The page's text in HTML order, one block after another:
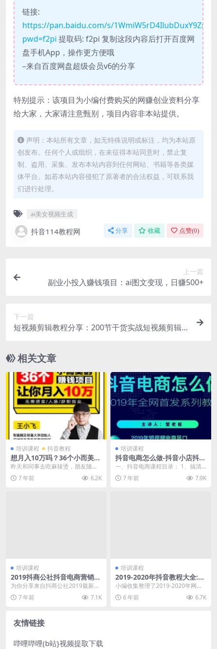
链接:
https://pan.baidu.com/s/
pwd=f2pi 提取码: f2pi 复制这段内容后打开百度网
盘手机App，操作更方便哦
–来自百度网盘超级会员v6的分享
特别提示：该项目为小编付费购买的网赚创业资料分享
给大家，大家请注意甄别，项目内容非本站提供。
声明：本站所有文章，如无特殊说明或标注，均为本站原
创发布。任何个人或组织，在未征得本站同意时，禁止复
制、盗用、采集、发布本站内容到任何网站、书籍等各类媒
体平台。如若本站内容侵犯了原著者的合法权益，可联系我
们进行处理。
ai美女视频生成
抖音114教程网 分享 收藏 点赞(0)
上一篇
副业小投入赚钱项目：ai图文变现，日赚500+
下一篇
短视频剪辑教程分享：200节干货实战短视频剪辑
相关文章
培训课程 抖音教程
想月入10万吗？36个小而美的
赚钱项目推荐
昨天和同事去吃麻辣烫，朋友随口
一问：“你猜这家店一个月能赚多
少？” 我环顾了一下...
7 年前 6.2K
培训课程
抖音电商怎么做-抖音小店抖商
带货运营案例教程
一、抖音电商课程目录： 1、搞清
楚研究方向 2、淘宝和抖音的区别
3、微商是过去...
7 年前 7.9K
培训课程
2019抖商公社抖音电商营销运
营教程学习资料大全
为你分享来自抖商公社2019最新的
抖音电商营销、运营相关的各种自
学培训资料，希望...
7 年前 7.1K
培训课程
2019-2020年抖音教程大全:
短视频推广+制作拍摄教程+运
小编收集整理了2019-2020年网咖
大神、网课机构有关抖音的各种视
频教程，涉及...
6 年前 6.7K
友情链接
哔哩哔哩(b站}视频提取下载